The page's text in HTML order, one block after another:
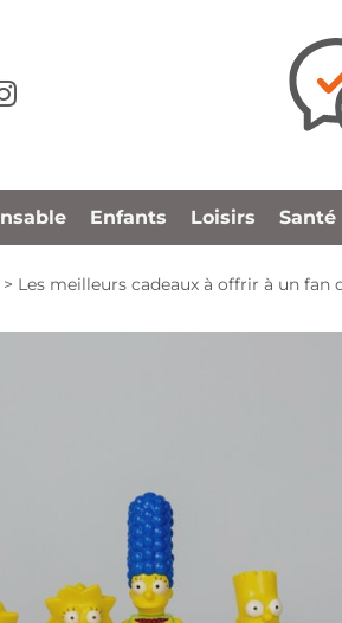
Enfants Loisirs Santé
> Les meilleurs cadeaux à offrir à un fan